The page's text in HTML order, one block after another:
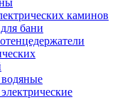
каминов
бани